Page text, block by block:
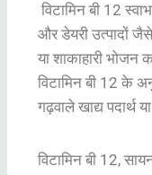
विटामिन बी 12
और डेयरी उत्पादों जैसे
या शाकाहारी भोजन
विटामिन बी 12 के
गढ़वाले खाद्य
विटामिन बी 12,